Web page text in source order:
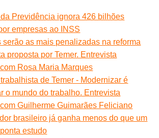
Previdência ignora 426 bilhões
empresas ao INSS
serão as mais penalizadas na reforma
proposta por Temer. Entrevista
Rosa Maria Marques
de Temer - Modernizar é
o mundo do trabalho. Entrevista
Guilherme Guimarães Feliciano
brasileiro já ganha menos do que um
estudo